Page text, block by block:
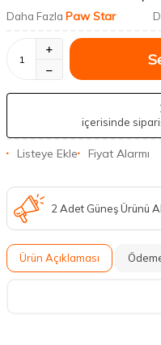
Daha Fazla Paw Star
içerisinde
Listeye Ekle Fiyat Alarmı
2 Adet Güneş Ürünü
Ürün Açıklaması